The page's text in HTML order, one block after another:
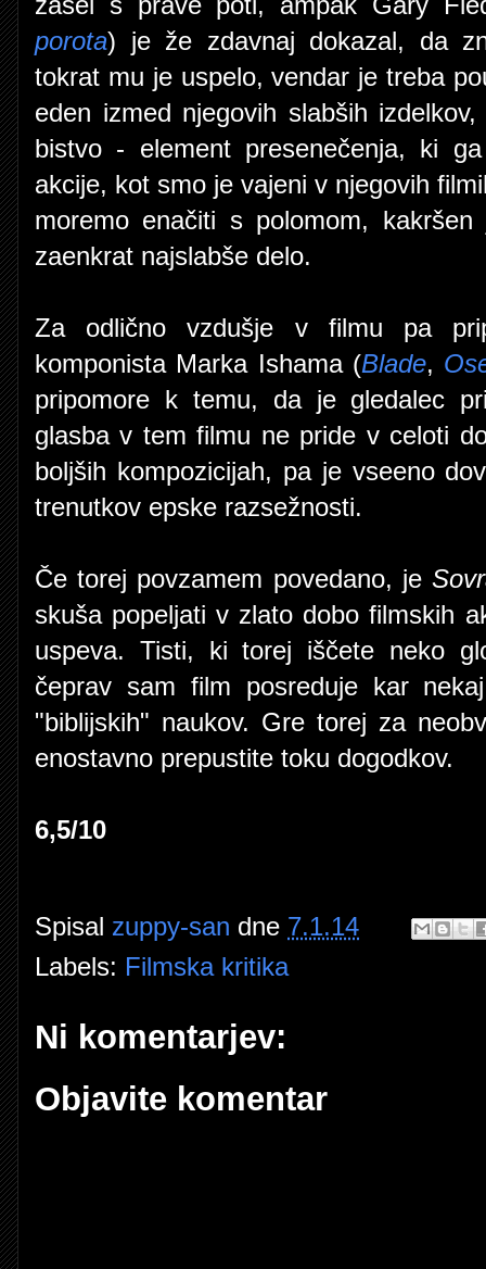
porota) je že zdavnaj dokazal, da
tokrat mu je uspelo, vendar je treba
eden izmed njegovih slabših
bistvo - element presenečenja, ki
akcije, kot smo je vajeni v njegovih
moremo enačiti s polomom,
zaenkrat najslabše delo.
Za odlično vzdušje v filmu pa
komponista Marka Ishama (Blade,
pripomore k temu, da je gledalec
glasba v tem filmu ne pride v celoti
boljših kompozicijah, pa je vseeno
trenutkov epske razsežnosti.
Če torej povzamem povedano, je
skuša popeljati v zlato dobo filmskih
uspeva. Tisti, ki torej iščete neko
čeprav sam film posreduje kar
"biblijskih" naukov. Gre torej za
enostavno prepustite toku dogodkov.
6,5/10
Spisal zuppy-san dne 7.1.14
Labels: Filmska kritika
Ni komentarjev:
Objavite komentar